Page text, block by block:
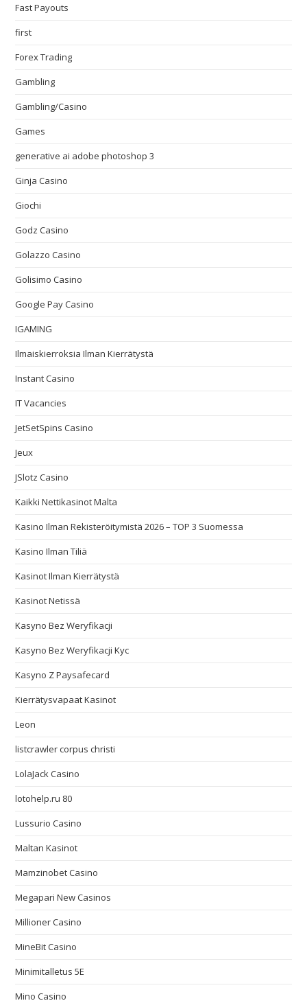
Fast Payouts
first
Forex Trading
Gambling
Gambling/Casino
Games
generative ai adobe photoshop 3
Ginja Casino
Giochi
Godz Casino
Golazzo Casino
Golisimo Casino
Google Pay Casino
IGAMING
Ilmaiskierroksia Ilman Kierrätystä
Instant Casino
IT Vacancies
JetSetSpins Casino
Jeux
JSlotz Casino
Kaikki Nettikasinot Malta
Kasino Ilman Rekisteröitymistä 2026 – TOP 3 Suomessa
Kasino Ilman Tiliä
Kasinot Ilman Kierrätystä
Kasinot Netissä
Kasyno Bez Weryfikacji
Kasyno Bez Weryfikacji Kyc
Kasyno Z Paysafecard
Kierrätysvapaat Kasinot
Leon
listcrawler corpus christi
LolaJack Casino
lotohelp.ru 80
Lussurio Casino
Maltan Kasinot
Mamzinobet Casino
Megapari New Casinos
Millioner Casino
MineBit Casino
Minimitalletus 5E
Mino Casino